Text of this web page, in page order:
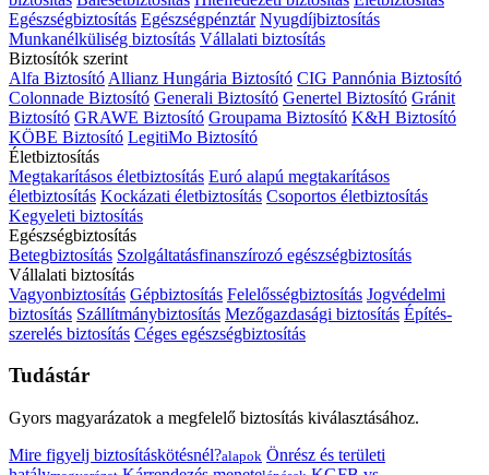
Egészségbiztosítás Egészségpénztár Nyugdíjbiztosítás
Munkanélküliség biztosítás Vállalati biztosítás
Biztosítók szerint
Alfa Biztosító Allianz Hungária Biztosító CIG Pannónia Biztosító
Colonnade Biztosító Generali Biztosító Genertel Biztosító Gránit
Biztosító GRAWE Biztosító Groupama Biztosító K&H Biztosító
KÖBE Biztosító LegitiMo Biztosító
Életbiztosítás
Megtakarításos életbiztosítás Euró alapú megtakarításos
életbiztosítás Kockázati életbiztosítás Csoportos életbiztosítás
Kegyeleti biztosítás
Egészségbiztosítás
Betegbiztosítás Szolgáltatásfinanszírozó egészségbiztosítás
Vállalati biztosítás
Vagyonbiztosítás Gépbiztosítás Felelősségbiztosítás Jogvédelmi
biztosítás Szállítmánybiztosítás Mezőgazdasági biztosítás Építés-
szerelés biztosítás Céges egészségbiztosítás
Tudástár
Gyors magyarázatok a megfelelő biztosítás kiválasztásához.
Mire figyelj biztosításkötésnél?alapok Önrész és területi